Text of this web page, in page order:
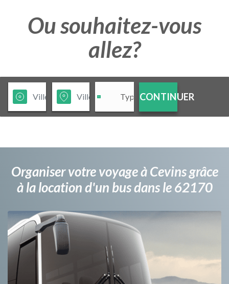
Ou souhaitez-vous
allez?
CONTINUER
Organiser votre voyage à Cevins grâce
à la location d'un bus dans le 62170